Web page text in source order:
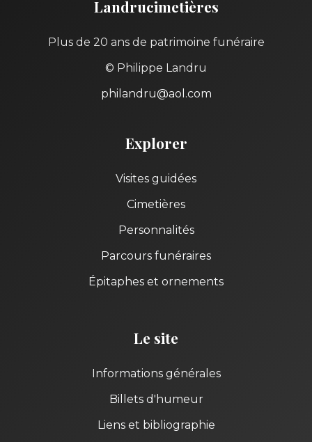
Landrucimetières
Plus de 20 ans de patrimoine funéraire
© Philippe Landru
philandru@aol.com
Explorer
Visites guidées
Cimetières
Personnalités
Parcours funéraires
Épitaphes et ornements
Le site
Informations générales
Billets d'humeur
Liens et bibliographie